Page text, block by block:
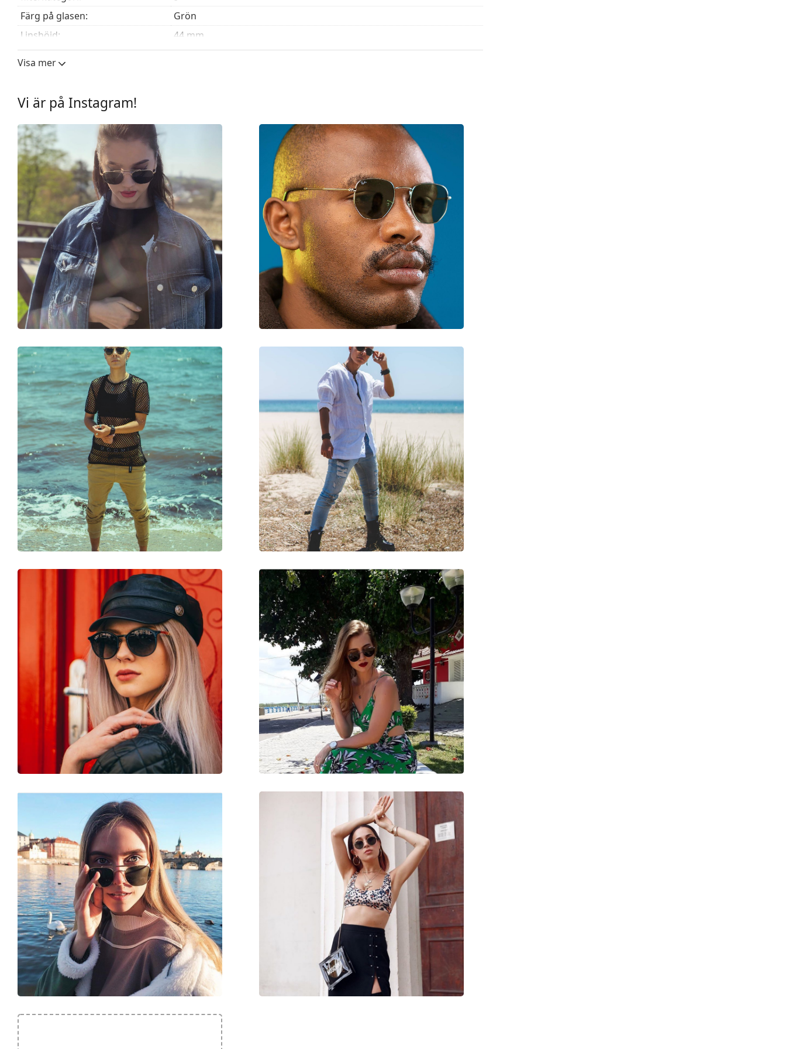
Färg på glasen:
Grön
Linshöjd:
44 mm
Linsbredd:
51 mm
UV-filter 400:
Båge
Bågform:
Bågfärg:
Bågmaterial:
Metall
Storlek:
S
Bredd:
129 mm
Skalmlängd:
145 mm
Näsbryggans bredd:
20 mm
Vikt:
100 g
Justerbara näskuddar:
Tillbehör
Fodral:
Ja
Övrigt
Kön:
Unisex
Kategori:
Solglasögon
Varumärke:
Ray-Ban
Användning:
Enligt mode
Kod:
RB3857 919931 51
Visa mer
Vi är på Instagram!